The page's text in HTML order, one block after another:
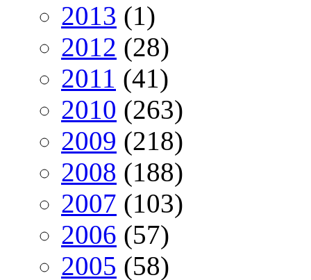
2013 (1)
2012 (28)
2011 (41)
2010 (263)
2009 (218)
2008 (188)
2007 (103)
2006 (57)
2005 (58)